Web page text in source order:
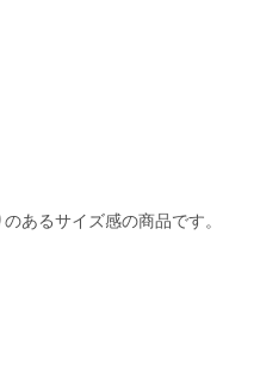
あるサイズ感の商品です。